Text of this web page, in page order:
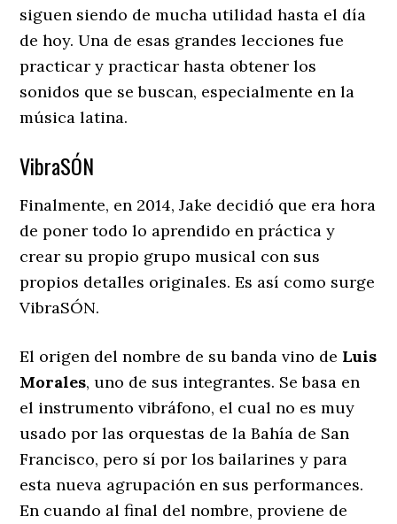
siguen siendo de mucha utilidad hasta el día
de hoy. Una de esas grandes lecciones fue
practicar y practicar hasta obtener los
sonidos que se buscan, especialmente en la
música latina.
VibraSÓN
Finalmente, en 2014, Jake decidió que era hora
de poner todo lo aprendido en práctica y
crear su propio grupo musical con sus
propios detalles originales. Es así como surge
VibraSÓN.
El origen del nombre de su banda vino de Luis
Morales, uno de sus integrantes. Se basa en
el instrumento vibráfono, el cual no es muy
usado por las orquestas de la Bahía de San
Francisco, pero sí por los bailarines y para
esta nueva agrupación en sus performances.
En cuando al final del nombre, proviene de